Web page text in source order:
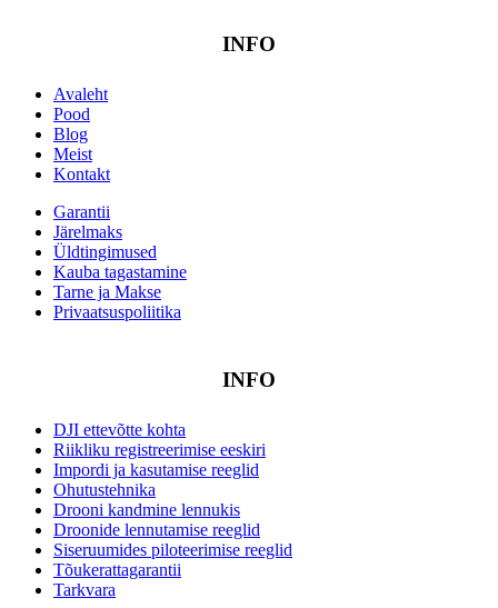
INFO
Avaleht
Pood
Blog
Meist
Kontakt
Garantii
Järelmaks
Üldtingimused
Kauba tagastamine
Tarne ja Makse
Privaatsuspoliitika
INFO
DJI ettevõtte kohta
Riikliku registreerimise eeskiri
Impordi ja kasutamise reeglid
Ohutustehnika
Drooni kandmine lennukis
Droonide lennutamise reeglid
Siseruumides piloteerimise reeglid
Tõukerattagarantii
Tarkvara